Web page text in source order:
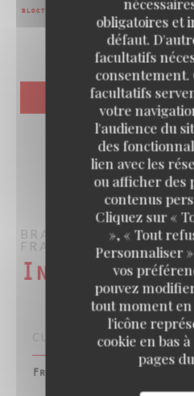
obligatoires et
défaut.
facultatifs
consentement.
facultatifs
votre
l'audience du
des
lien avec les
ou afficher des
contenus
Cliquez sur «
», « Tout
Personnaliser
vos
pouvez
tout moment
l'icône
cookie en bas
pages
bloctel.gouv.fr . Pour plus
données, consultez notre
BRASSERIE DES
FRANÇAIS – BISTROT -
Infos
CUISINE
Française, Cuisine